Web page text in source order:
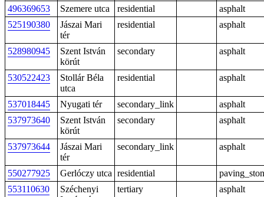
496369653 Szemere utca residential
asphalt
525190380
Jászai Mari
tér
residential asphalt
528980945
Szent István
körút
secondary asphalt
530522423
Stollár Béla
utca
residential asphalt
537018445 Nyugati tér secondary_link
asphalt
537973640
Szent István
körút
secondary asphalt
537973644
Jászai Mari
tér
secondary_link asphalt
550277925 Gerlóczy utca residential
553110630
Széchenyi
tertiary asphalt